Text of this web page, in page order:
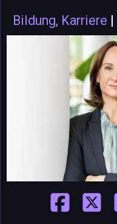
Bildung, Karriere |